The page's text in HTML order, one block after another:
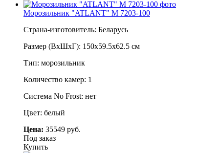
Морозильник "ATLANT" М 7203-100
Страна-изготовитель: Беларусь
Размер (ВхШхГ): 150х59.5х62.5 см
Тип: морозильник
Количество камер: 1
Система No Frost: нет
Цвет: белый
Цена: 35549 руб.
Под заказ
Купить